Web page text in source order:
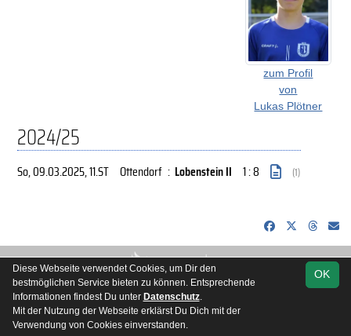
zum Profil
von
Lukas Plötner
2024/25
So, 09.03.2025, 11.ST Ottendorf : Lobenstein II 1 : 8 (1)
soccero.de
© 2006 - 2026
Besucherstatistik Kontakt Impressum
OK
Diese Webseite verwendet Cookies, um Dir den
bestmöglichen Service bieten zu können. Entsprechende
Informationen findest Du unter Datenschutz.
Mit der Nutzung der Webseite erklärst Du Dich mit der
Verwendung von Cookies einverstanden.